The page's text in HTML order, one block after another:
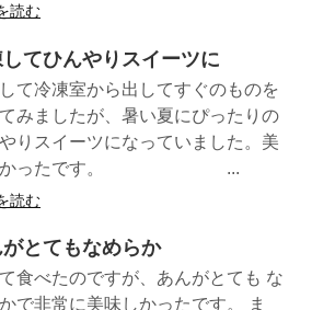
読む
てひんやりスイーツに
て冷凍室から出してすぐのものを
みましたが、暑い夏にぴったりの
りスイーツになっていました。美
かったです。 ...
読む
とてもなめらか
食べたのですが、あんがとても な
で非常に美味しかったです。 ま